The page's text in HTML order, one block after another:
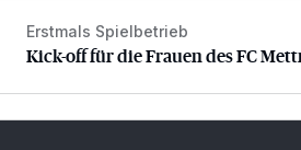
Kick-off für die Frauen des FC
Erstmals Spielbetrieb
Kick-off für die Frauen des FC